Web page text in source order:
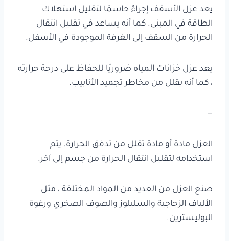
يعد عزل الأسقف إجراءً حاسمًا لتقليل استهلاك
الطاقة في المبنى. كما أنه يساعد في تقليل انتقال
الحرارة من السقف إلى الغرفة الموجودة في الأسفل.
يعد عزل خزانات المياه ضروريًا للحفاظ على درجة حرارته
، كما أنه يقلل من مخاطر تجميد الأنابيب.
—
العزل مادة أو مادة تقلل من تدفق الحرارة. يتم
استخدامه لتقليل انتقال الحرارة من جسم إلى آخر.
صنع العزل من العديد من المواد المختلفة ، مثل
الألياف الزجاجية والسليلوز والصوف الصخري ورغوة
البوليسترين.